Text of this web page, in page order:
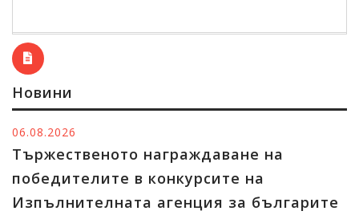
Новини
06.08.2026
Тържественото награждаване на
победителите в конкурсите на
Изпълнителната агенция за българите